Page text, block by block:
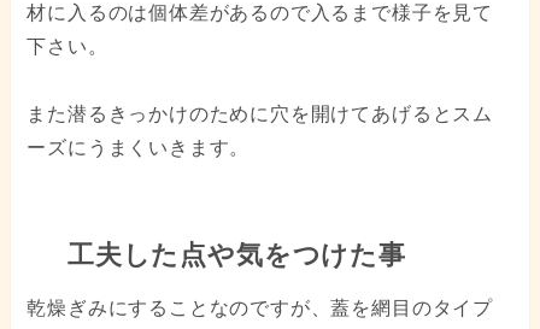
材に入るのは個体差があるので入るまで様子を見て
下さい。
また潜るきっかけのために穴を開けてあげるとスム
ーズにうまくいきます。
工夫した点や気をつけた事
乾燥ぎみにすることなのですが、蓋を網目のタイプ